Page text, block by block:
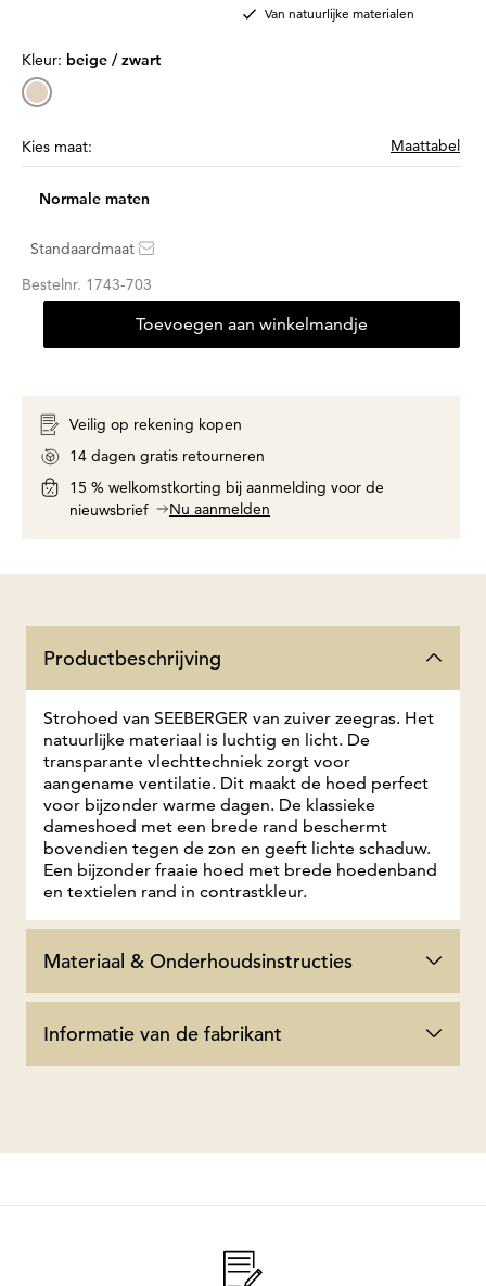
Van natuurlijke materialen
Kleur: beige / zwart
Kies maat: Maattabel
Normale maten
Standaardmaat
Bestelnr. 1743-703
Toevoegen aan winkelmandje
Veilig op rekening kopen
14 dagen gratis retourneren
15 % welkomstkorting bij aanmelding voor de
nieuwsbrief
Nu aanmelden
Productbeschrijving
Strohoed van SEEBERGER van zuiver zeegras. Het
natuurlijke materiaal is luchtig en licht. De
transparante vlechttechniek zorgt voor
aangename ventilatie. Dit maakt de hoed perfect
voor bijzonder warme dagen. De klassieke
dameshoed met een brede rand beschermt
bovendien tegen de zon en geeft lichte schaduw.
Een bijzonder fraaie hoed met brede hoedenband
en textielen rand in contrastkleur.
Materiaal & Onderhoudsinstructies
Informatie van de fabrikant